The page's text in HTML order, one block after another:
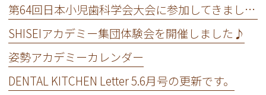
第64回日本小児歯科学会大会に参加してきました！
SHISEIアカデミー集団体験会を開催しました♪
姿勢アカデミーカレンダー
DENTAL KITCHEN Letter 5.6月号の更新です。